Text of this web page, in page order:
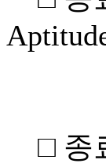
② 직
□ 종